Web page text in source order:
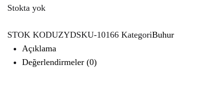
Stokta yok
STOK KODUZYDSKU-10166 KategoriBuhur
Açıklama
Değerlendirmeler (0)